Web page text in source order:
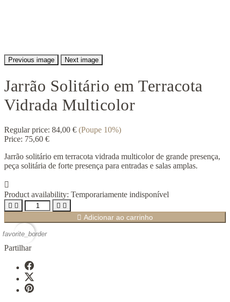
Previous image Next image
Jarrão Solitário em Terracota
Vidrada Multicolor
Regular price: 84,00 € (Poupe 10%)
Price: 75,60 €
Jarrão solitário em terracota vidrada multicolor de grande presença,
peça solitária de forte presença para entradas e salas amplas.

Product availability: Temporariamente indisponível
   
 Adicionar ao carrinho
favorite_border
Partilhar